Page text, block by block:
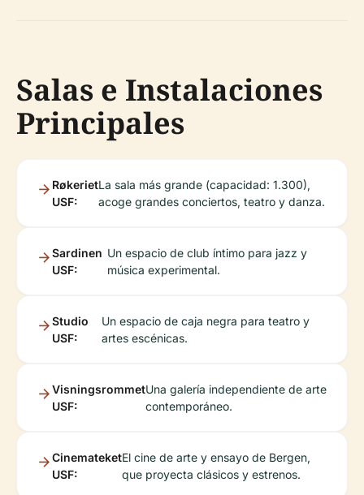
Salas e Instalaciones
Principales
Røkeriet
USF:
La sala más grande (capacidad: 1.300),
acoge grandes conciertos, teatro y danza.
Sardinen
USF:
Un espacio de club íntimo para jazz y
música experimental.
Studio
USF:
Un espacio de caja negra para teatro y
artes escénicas.
Visningsrommet
USF:
Una galería independiente de arte
contemporáneo.
Cinemateket
USF:
El cine de arte y ensayo de Bergen,
que proyecta clásicos y estrenos.